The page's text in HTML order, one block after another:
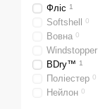
Фліс 1
Softshell 0
Вовна 0
Windstopper
BDry™ 1
Поліестер 0
Нейлон 0